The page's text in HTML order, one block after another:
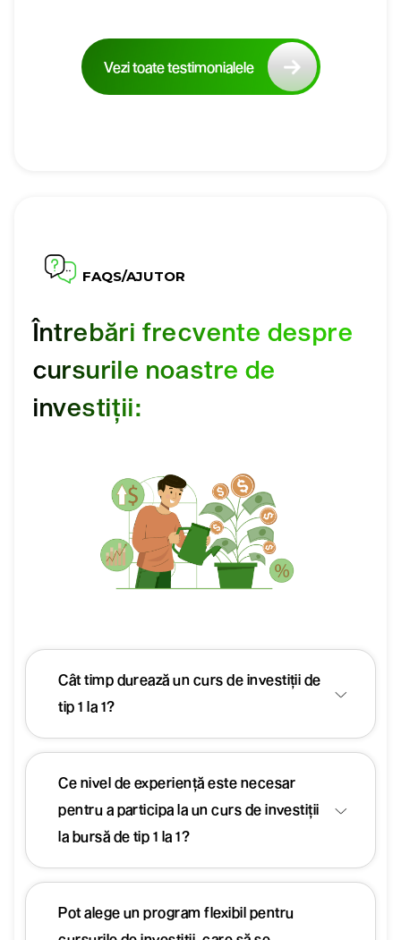
Vezi toate testimonialele
FAQS/AJUTOR
Întrebări frecvente despre
cursurile noastre de
investiții:
Cât timp durează un curs de investiții de
tip 1 la 1?
Ce nivel de experiență este necesar
pentru a participa la un curs de investiții
la bursă de tip 1 la 1?
Pot alege un program flexibil pentru